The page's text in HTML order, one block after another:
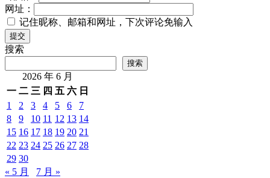
网址：
记住昵称、邮箱和网址，下次评论免输入
提交
搜索
搜索
2026 年 6 月
一 二 三 四 五 六 日
1
2 3 4 5 6
7
8
9 10 11 12 13 14
15 16 17 18 19 20 21
22 23 24 25 26 27 28
29 30
« 5 月
7 月 »